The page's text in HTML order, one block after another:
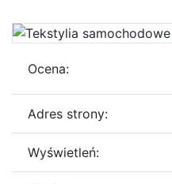
Ocena:
Adres strony:
Wyświetleń: